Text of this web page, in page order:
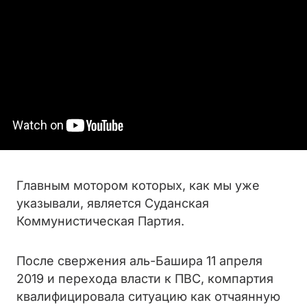
Главным мотором которых, как мы уже
указывали, является Суданская
Коммунистическая Партия.
После свержения аль-Башира 11 апреля
2019 и перехода власти к ПВС, компартия
квалифицировала ситуацию как отчаянную